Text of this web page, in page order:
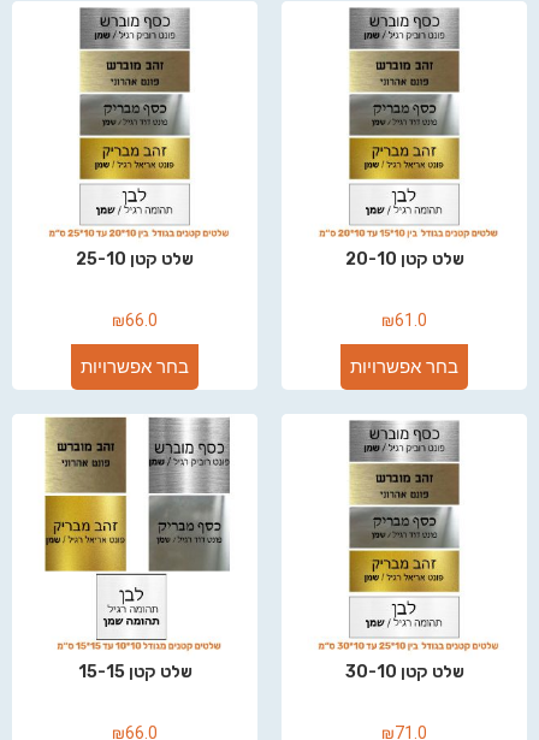
שלט קטן 20-10
₪61.0
בחר אפשרויות
שלט קטן 25-10
₪66.0
בחר אפשרויות
שלט קטן 30-10
₪71.0
שלט קטן 15-15
₪66.0